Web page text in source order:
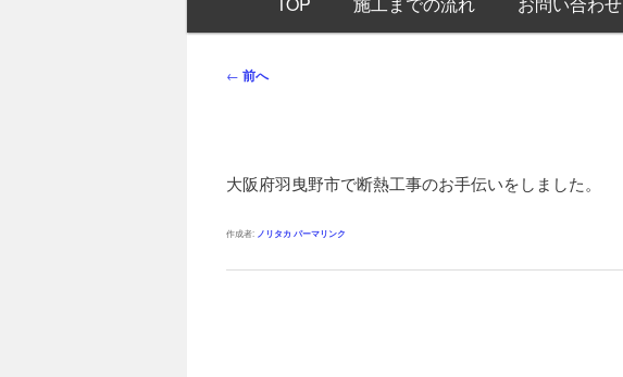
ン
投
ゲ
シ
← 前へ
大阪府羽曳野市で断熱工事のお手伝いをしました。
作成者: ノリタカ パーマリンク